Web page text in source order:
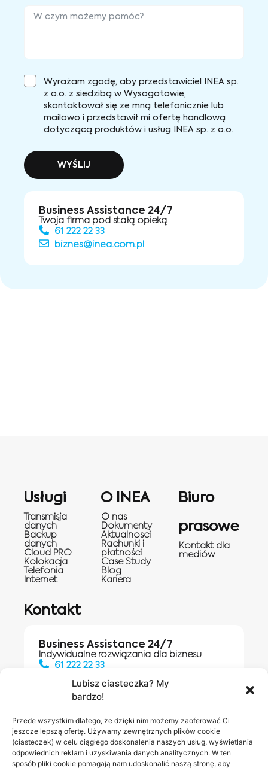
Lubisz ciasteczka? My
bardzo!
Przede wszystkim dlatego, że dzięki nim możemy zaoferować Ci
jeszcze lepszą ofertę. Używamy zewnętrznych plików cookie
(ciasteczek) w celu ciągłego doskonalenia naszych usług, wyświetlania
odpowiednich reklam i uzyskiwania danych analitycznych. W ten
sposób pliki cookie pomagają nam udoskonalić naszą stronę, aby
Wyrażam zgodę, aby przedstawiciel INEA sp.
z o.o. z siedzibą w Wysogotowie,
skontaktował się ze mną telefonicznie lub
mailowo i przedstawił mi ofertę handlową
dotyczącą produktów i usług INEA sp. z o.o.
WYŚLIJ
Business Assistance 24/7
Twoja firma pod stałą opieką
61 222 22 33
biznes@inea.com.pl
Usługi
Transmisja
danych
Backup
danych
Cloud PRO
Kolokacja
Telefonia
Internet
O INEA
O nas
Dokumenty
Aktualnosci
Rachunki i
płatności
Case Study
Blog
Kariera
Biuro
prasowe
Kontakt dla
mediów
Kontakt
Business Assistance 24/7
Indywidualne rozwiązania dla biznesu
61 222 22 33
Salony INEA Napisz do